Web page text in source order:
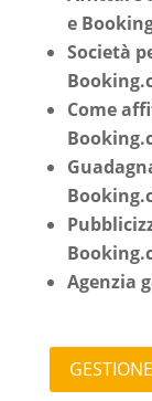
e
Società
Come
Agenzia